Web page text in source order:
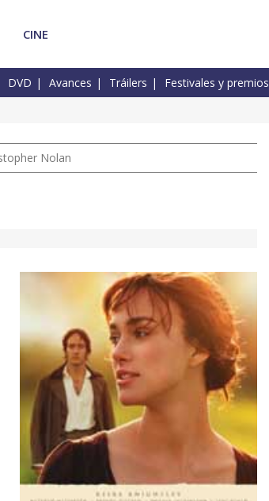
CINE
DVD Avances Tráilers Festivales y premios
Nolan